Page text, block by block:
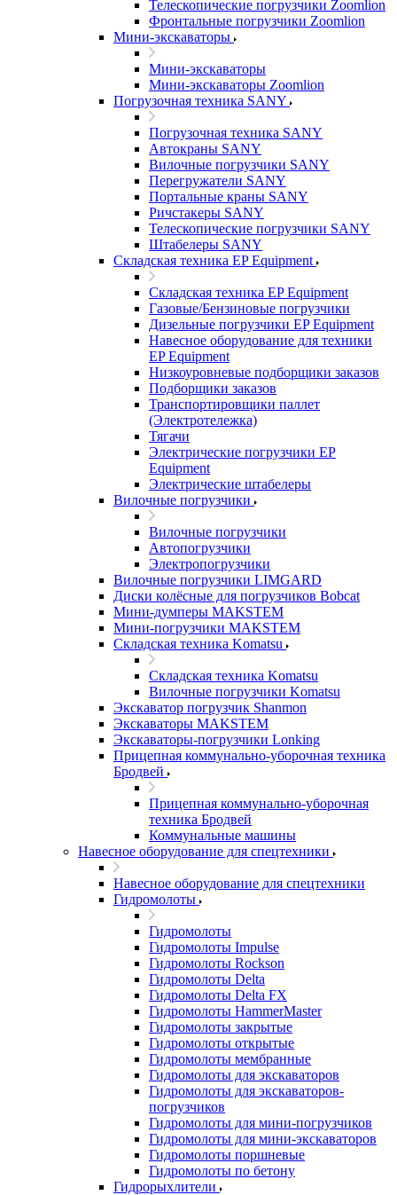
Телескопические погрузчики Zoomlion
Фронтальные погрузчики Zoomlion
Мини-экскаваторы
Мини-экскаваторы
Мини-экскаваторы Zoomlion
Погрузочная техника SANY
Погрузочная техника SANY
Автокраны SANY
Вилочные погрузчики SANY
Перегружатели SANY
Портальные краны SANY
Ричстакеры SANY
Телескопические погрузчики SANY
Штабелеры SANY
Складская техника EP Equipment
Складская техника EP Equipment
Газовые/Бензиновые погрузчики
Дизельные погрузчики EP Equipment
Навесное оборудование для техники
EP Equipment
Низкоуровневые подборщики заказов
Подборщики заказов
Транспортировщики паллет
(Электротележка)
Тягачи
Электрические погрузчики EP
Equipment
Электрические штабелеры
Вилочные погрузчики
Вилочные погрузчики
Автопогрузчики
Электропогрузчики
Вилочные погрузчики LIMGARD
Диски колёсные для погрузчиков Bobcat
Мини-думперы MAKSTEM
Мини-погрузчики MAKSTEM
Складская техника Komatsu
Складская техника Komatsu
Вилочные погрузчики Komatsu
Экскаватор погрузчик Shanmon
Экскаваторы MAKSTEM
Экскаваторы-погрузчики Lonking
Прицепная коммунально-уборочная техника
Бродвей
Прицепная коммунально-уборочная
техника Бродвей
Коммунальные машины
Навесное оборудование для спецтехники
Навесное оборудование для спецтехники
Гидромолоты
Гидромолоты
Гидромолоты Impulse
Гидромолоты Rockson
Гидромолоты Delta
Гидромолоты Delta FX
Гидромолоты HammerMaster
Гидромолоты закрытые
Гидромолоты открытые
Гидромолоты мембранные
Гидромолоты для экскаваторов
Гидромолоты для экскаваторов-
погрузчиков
Гидромолоты для мини-погрузчиков
Гидромолоты для мини-экскаваторов
Гидромолоты поршневые
Гидромолоты по бетону
Гидрорыхлители